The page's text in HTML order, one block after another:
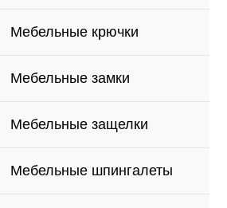
Мебельные крючки
Мебельные замки
Мебельные защелки
Мебельные шпингалеты